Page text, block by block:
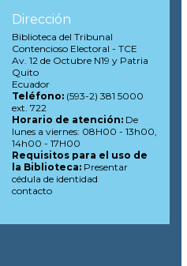
Dirección
Biblioteca del Tribunal
Contencioso Electoral - TCE
Av. 12 de Octubre N19 y Patria
Quito
Ecuador
Teléfono: (593-2) 381 5000
ext. 722
Horario de atención: De
lunes a viernes: 08H00 - 13h00,
14h00 - 17H00
Requisitos para el uso de
la Biblioteca: Presentar
cédula de identidad
contacto